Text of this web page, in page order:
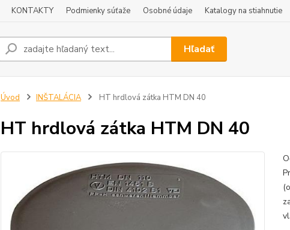
KONTAKTY Podmienky súťaže Osobné údaje Katalogy na stiahnutie
Hľadať
Úvod INŠTALÁCIA HT hrdlová zátka HTM DN 40
HT hrdlová zátka HTM DN 40